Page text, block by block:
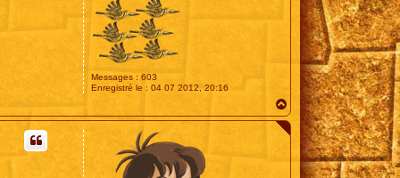
Messages : 603
Enregistré le : 04 07 2012, 20:16
a
u